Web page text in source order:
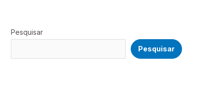
Pesquisar
Pesquisar